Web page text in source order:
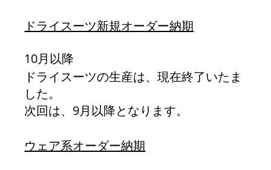
ドライスーツ新規オーダー納期
10月以降
ドライスーツの生産は、現在終了いたま
した。
次回は、9月以降となります。
ウェア系オーダー納期